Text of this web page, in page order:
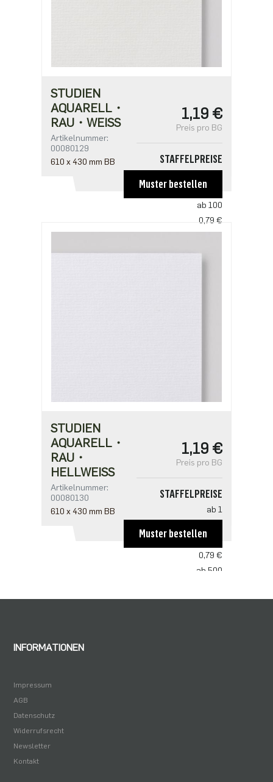
STUDIEN
AQUARELL・
RAU・WEISS
Artikelnummer:
00080129
610 x 430 mm BB
1,19 €
Preis pro BG
STAFFELPREISE
1,19 €
ab 100
0,79 €
Muster bestellen
STUDIEN
AQUARELL・
RAU・
HELLWEISS
Artikelnummer:
00080130
610 x 430 mm BB
1,19 €
Preis pro BG
STAFFELPREISE
ab 1
ab 100
0,79 €
ab 500
ab 1000
Muster bestellen
INFORMATIONEN
Impressum
AGB
Datenschutz
Widerrufsrecht
Newsletter
Kontakt